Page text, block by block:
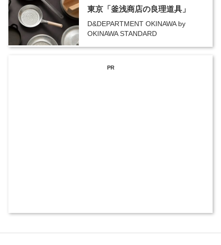
東京「釜浅商店の良理道具」
D&DEPARTMENT OKINAWA by
OKINAWA STANDARD
PR